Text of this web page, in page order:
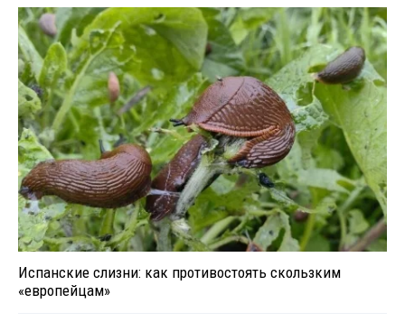
Испанские слизни: как противостоять скользким
«европейцам»